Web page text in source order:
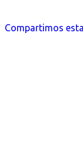
Compartimos